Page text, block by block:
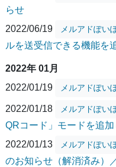
らせ
2022/06/19
メルアドぽい
ルを送受信できる機能を
2022年 01月
2022/01/19
メルアドぽい
2022/01/18 メルアドぽい
QRコード」モードを追加
2022/01/13
メルアドぽい
のお知らせ（解消済み）